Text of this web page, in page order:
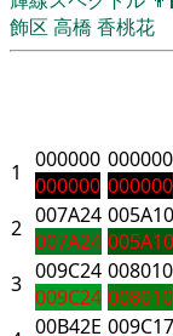
飾区 高橋 香桃花
1
000000
000000
000000
000000
2 007A24
007A24
005A10
005A10
3 009C24
009C24
008010
008010
00B42E 009C17